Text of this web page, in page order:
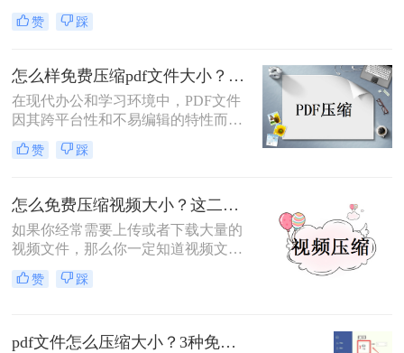
项。
欢迎。然而，PNG文件有时会因为包
含大量颜色信息或高分辨率而体积较
小呢？本文将介绍两种免费压缩PNG
照片大小的方法，帮助用户轻松优化
图片文件。
赞 踩
怎么样免费压缩pdf文件大小？掌握这几种合并方法就可以！
在现代办公和学习环境中，PDF文件
因其跨平台性和不易编辑的特性而广
泛使用。然而，随着文件内容的增
加，PDF文件的大小也会相应增大，
免费压缩pdf文件大小呢？本文将详细
介绍几种实用的方法。
赞 踩
怎么免费压缩视频大小？这二种压缩方法了解一下！
如果你经常需要上传或者下载大量的
视频文件，那么你一定知道视频文件
的大小有时候会是一个大问题。为了
解决这个问题，你需要一个好用的视
间。今天分享怎么免费压缩视频大
赞 踩
pdf文件怎么压缩大小？3种免费+1种专业方法全攻略（附决策表）！